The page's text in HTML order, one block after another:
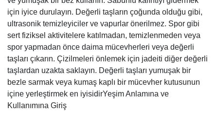
için iyice durulayın. Değerli taşların çoğunda olduğu gibi,
ultrasonik temizleyiciler ve vapurlar önerilmez. Spor gibi
sert fiziksel aktivitelere katılmadan, temizlenmeden veya
spor yapmadan önce daima mücevherleri veya değerli
taşları çıkarın. Çizilmeleri önlemek için jadeiti diğer değerli
taşlardan uzakta saklayın. Değerli taşları yumuşak bir
bezle sarmak veya kumaş kaplı bir mücevher kutusunun
içine yerleştirmek en iyisidirYeşim Anlamına ve
Kullanımına Giriş